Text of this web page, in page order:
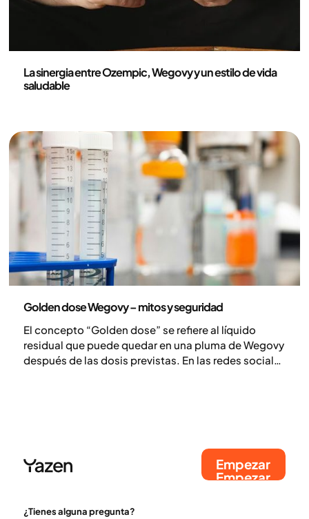
La sinergia entre Ozempic, Wegovy y un estilo de vida
saludable
Golden dose Wegovy – mitos y seguridad
El concepto “Golden dose” se refiere al líquido
residual que puede quedar en una pluma de Wegovy
después de las dosis previstas. En las redes sociales
Empezar
Empezar
¿Tienes alguna pregunta?